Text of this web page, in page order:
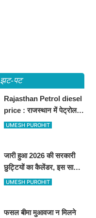
झट-पट
Rajasthan Petrol diesel
price : राजस्थान में पेट्रोल-
डीजल की कीमतें जारी, जानिए
UMESH PUROHIT
जारी हुआ 2026 की सरकारी
छुट्टियों का कैलेंडर, इस साल
कई बार मिलेगा लगातार
UMESH PUROHIT
फसल बीमा मुआवजा न मिलने